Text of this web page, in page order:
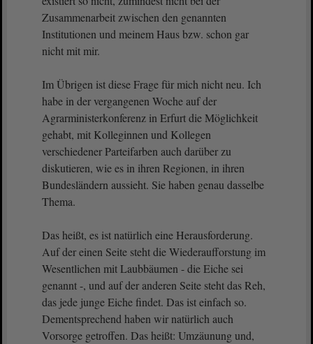
Zusammenarbeit zwischen den genannten
Institutionen und meinem Haus bzw. schon gar
nicht mit mir.
Im Übrigen ist diese Frage für mich nicht neu. Ich
habe in der vergangenen Woche auf der
Agrarministerkonferenz in Erfurt die Möglichkeit
gehabt, mit Kolleginnen und Kollegen
verschiedener Parteifarben auch darüber zu
diskutieren, wie es in ihren Regionen, in ihren
Bundesländern aussieht. Sie haben genau dasselbe
Thema.
Das heißt, es ist natürlich eine Herausforderung.
Auf der einen Seite steht die Wiederaufforstung im
Wesentlichen mit Laubbäumen - die Eiche sei
genannt -, und auf der anderen Seite steht das Reh,
das jede junge Eiche findet. Das ist einfach so.
Dementsprechend haben wir natürlich auch
Vorsorge getroffen. Das heißt: Umzäunung und,